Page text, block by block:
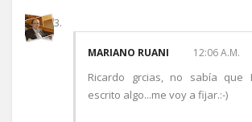
MARIANO RUANI 12:06 A.M.
Ricardo grcias, no sabía que
escrito algo...me voy a fijar.:-)